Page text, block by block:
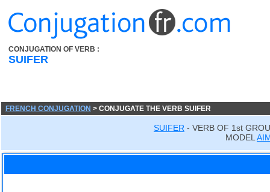
CONJUGATION OF VERB :
SUIFER
FRENCH CONJUGATION > CONJUGATE THE VERB SUIFER
SUIFER - VERB OF 1st
MODEL